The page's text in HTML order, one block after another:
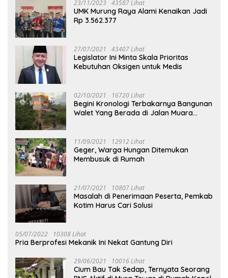
23/11/2023 43587 Lihat
UMK Murung Raya Alami Kenaikan Jadi
Rp 3.562.377
27/07/2021 43407 Lihat
Legislator Ini Minta Skala Prioritas
Kebutuhan Oksigen untuk Medis
02/10/2021 16720 Lihat
Begini Kronologi Terbakarnya Bangunan
Walet Yang Berada di Jalan Muara
11/09/2021 12912 Lihat
Geger, Warga Hungan Ditemukan
Membusuk di Rumah
21/07/2021 10807 Lihat
Masalah di Penerimaan Peserta, Pemkab
Kotim Harus Cari Solusi
05/07/2022 10308 Lihat
Pria Berprofesi Mekanik Ini Nekat Gantung Diri
29/06/2021 10016 Lihat
Cium Bau Tak Sedap, Ternyata Seorang